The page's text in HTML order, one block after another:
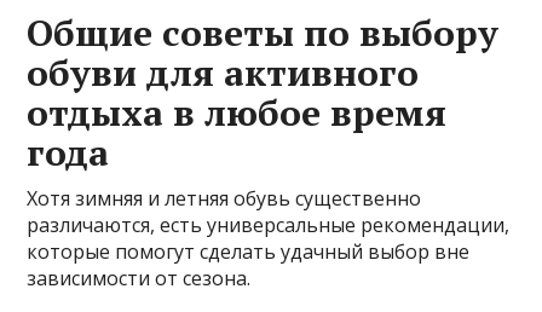
Общие советы по выбору
обуви для активного
отдыха в любое время
года
Хотя зимняя и летняя обувь существенно
различаются, есть универсальные рекомендации,
которые помогут сделать удачный выбор вне
зависимости от сезона.